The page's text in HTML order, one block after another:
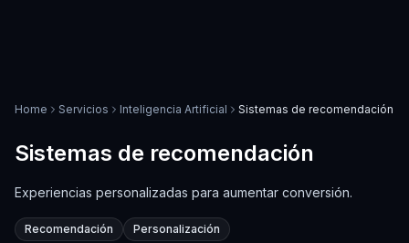
Home Servicios Inteligencia Artificial Sistemas de recomendación
Sistemas de recomendación
Experiencias personalizadas para aumentar conversión.
Recomendación Personalización